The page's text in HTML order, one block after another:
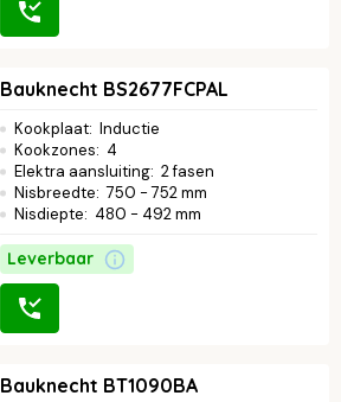
Bauknecht BS2677FCPAL
Kookplaat: Inductie
Kookzones: 4
Elektra aansluiting: 2 fasen
Nisbreedte: 750 - 752 mm
Nisdiepte: 480 - 492 mm
Leverbaar
Bauknecht BT1090BA